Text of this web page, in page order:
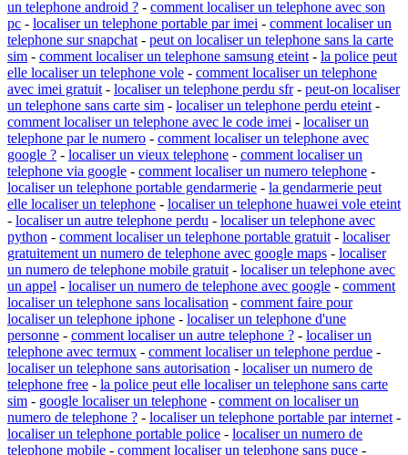
un telephone android ? - comment localiser un telephone avec son
pc - localiser un telephone portable par imei - comment localiser un
telephone sur snapchat - peut on localiser un telephone sans la carte
sim - comment localiser un telephone samsung eteint - la police peut
elle localiser un telephone vole - comment localiser un telephone
avec imei gratuit - localiser un telephone perdu sfr- peut-on localiser
un telephone sans carte sim - localiser un telephone perdu eteint -
comment localiser un telephone avec le code imei - localiser un
telephone par le numero - comment localiser un telephone avec
google ? - localiser un vieux telephone - comment localiser un
telephone via google - comment localiser un numero telephone -
localiser un telephone portable gendarmerie - la gendarmerie peut
elle localiser un telephone - localiser un telephone huawei vole eteint
- localiser un autre telephone perdu - localiser un telephone avec
python - comment localiser un telephone portable gratuit - localiser
gratuitement un numero de telephone avec google maps - localiser
un numero de telephone mobile gratuit - localiser un telephone avec
un appel - localiser un numero de telephone avec google - comment
localiser un telephone sans localisation - comment faire pour
localiser un telephone iphone - localiser un telephone d'une
personne - comment localiser un autre telephone ? - localiser un
telephone avec termux - comment localiser un telephone perdue -
localiser un telephone sans autorisation - localiser un numero de
telephone free - la police peut elle localiser un telephone sans carte
sim - google localiser un telephone - comment on localiser un
numero de telephone ? - localiser un telephone portable par internet -
localiser un telephone portable police - localiser un numero de
telephone mobile - comment localiser un telephone sans puce -